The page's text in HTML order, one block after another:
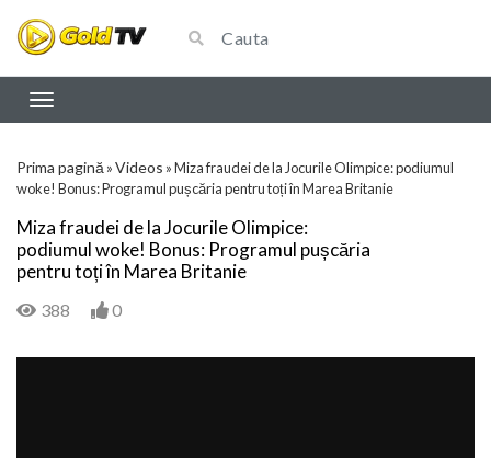
Prima pagină »Videos »Miza fraudei de la Jocurile Olimpice: podiumul
woke! Bonus: Programul pușcăria pentru toți în Marea Britanie
Miza fraudei de la Jocurile Olimpice:
podiumul woke! Bonus: Programul pușcăria
pentru toți în Marea Britanie
388 0